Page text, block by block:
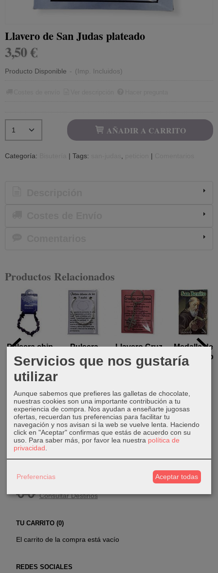
Consultar Destinos
TU CARRITO (0)
El carrito de la compra está vacío
REDES SOCIALES
Llavero de San Judas plateado
3,50 €
Producto Disponible - (Imp. Incluidos)
AÑADIR A CARRITO
Categoría: | Tags: |
Productos Relacionados
Pulsera chip
amatista
3,50 €
Pulsera
blanca de los
siete nudos
Llavero Cruz
de Caravaca
Medalla de
San Benito
Servicios que nos gustaría
utilizar
Aunque sabemos que prefieres las galletas de chocolate,
nuestras cookies son una importante contribución a tu
experiencia de compra. Nos ayudan a enseñarte jugosas
ofertas, recuerdan tus preferencias para facilitar tu
navegación y nos avisan si la web se vuelve lenta. Haciendo
click en "Aceptar" confirmas que estás de acuerdo con su
uso. Para saber más, por favor lea nuestra política de
privacidad
Preferencias Aceptar todas